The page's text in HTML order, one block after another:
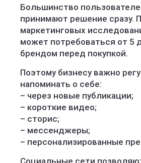
Большинство
принимают решение сразу.
маркетинговых
может потребоваться от 5
брендом перед покупкой.
Поэтому бизнесу важно
напоминать о себе:
– через новые публикации;
– короткие видео;
– сторис;
– мессенджеры;
– персонализированные
Социальные сети